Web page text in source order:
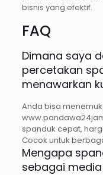
bisnis yang efektif.
FAQ
Dimana saya
percetakan
menawarkan
Anda bisa
spanduk cepat,
Cocok untuk
Mengapa
sebagai